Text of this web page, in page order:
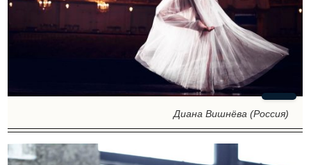
Диана Вишнёва (Россия)